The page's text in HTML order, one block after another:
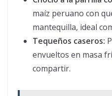
maíz peruano con
mantequilla, ideal
Tequeños caseros:
envueltos en masa
compartir.